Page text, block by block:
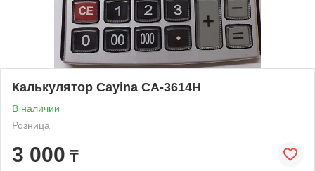
Калькулятор Cayina CA-3614Н
В наличии
Розница
3 000 ₸